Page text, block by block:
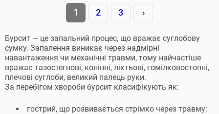
1 2 3 ›
Бурсит — це запальний процес, що вражає суглобову
сумку. Запалення виникає через надмірні
навантаження чи механічні травми, тому найчастіше
вражає тазостегнові, колінні, ліктьові, гомілковостопні,
плечові суглоби, великий палець руки.
За перебігом хвороби бурсит класифікують як:
гострий, що розвивається стрімко через травму;